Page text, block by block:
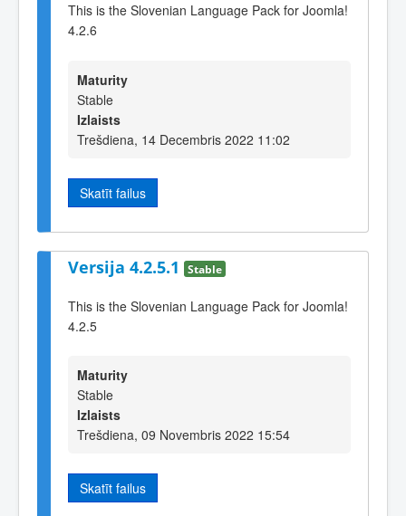
This is the Slovenian Language Pack for Joomla!
4.2.6
Maturity
Stable
Izlaists
Trešdiena, 14 Decembris 2022 11:02
Skatīt failus
Versija 4.2.5.1 Stable
This is the Slovenian Language Pack for Joomla!
4.2.5
Maturity
Stable
Izlaists
Trešdiena, 09 Novembris 2022 15:54
Skatīt failus